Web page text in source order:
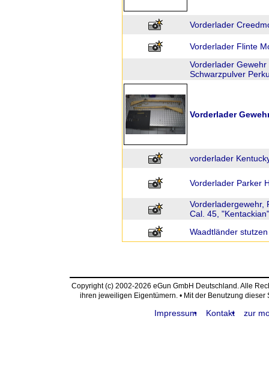
Vorderlader
Vorderlader Flinte
Vorderlader
Schwarzpulver
Vorderlader
vorderlader
Vorderlader Parker
Vorderladergewehr,
Cal. 45,
Waadtländer stutzen
Copyright (c) 2002-2026 eGun GmbH Deutschland. Alle
ihren jeweiligen Eigentümern. • Mit der Benutzung
Impressum Kontakt zur